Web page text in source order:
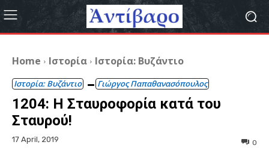
Home Ιστορία Ιστορία: Βυζάντιο
Ιστορία: Βυζάντιο Γιώργος Παπαθανασόπουλος
1204: Η Σταυροφορία κατά του
Σταυρού!
17 April, 2019 0